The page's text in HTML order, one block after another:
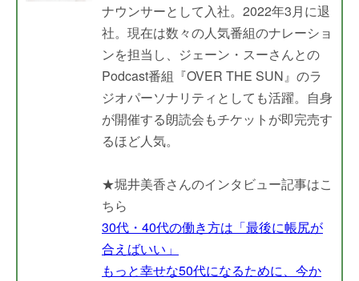
ナウンサーとして入社。2022年3月に退
社。現在は数々の人気番組のナレーショ
ンを担当し、ジェーン・スーさんとの
Podcast番組『OVER THE SUN』のラ
ジオパーソナリティとしても活躍。自身
が開催する朗読会もチケットが即完売す
るほど人気。
★堀井美香さんのインタビュー記事はこ
ちら
30代・40代の働き方は「最後に帳尻が
合えばいい」
もっと幸せな50代になるために、今か